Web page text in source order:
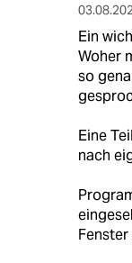
Ein
Woher
so
Eine
nach